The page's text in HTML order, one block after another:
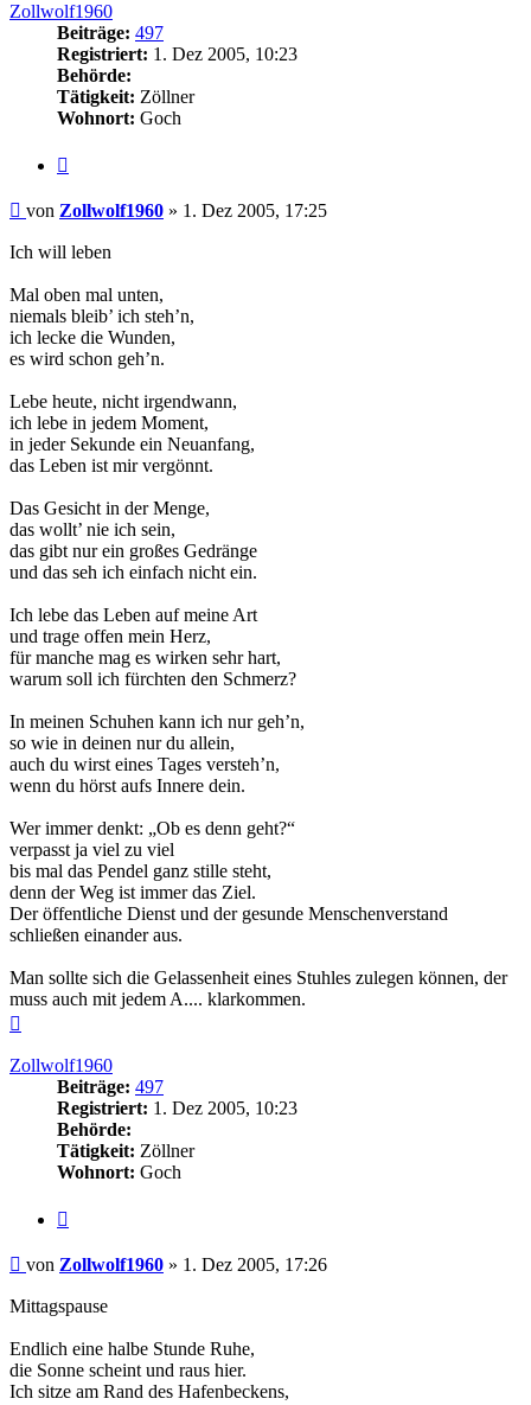
Zollwolf1960
Beiträge: 497
Registriert: 1. Dez 2005, 10:23
Behörde:
Tätigkeit: Zöllner
Wohnort: Goch
Beitrag
von Zollwolf1960 » 1. Dez 2005, 17:25
Ich will leben
Mal oben mal unten,
niemals bleib’ ich steh’n,
ich lecke die Wunden,
es wird schon geh’n.
Lebe heute, nicht irgendwann,
ich lebe in jedem Moment,
in jeder Sekunde ein Neuanfang,
das Leben ist mir vergönnt.
Das Gesicht in der Menge,
das wollt’ nie ich sein,
das gibt nur ein großes Gedränge
und das seh ich einfach nicht ein.
Ich lebe das Leben auf meine Art
und trage offen mein Herz,
für manche mag es wirken sehr hart,
warum soll ich fürchten den Schmerz?
In meinen Schuhen kann ich nur geh’n,
so wie in deinen nur du allein,
auch du wirst eines Tages versteh’n,
wenn du hörst aufs Innere dein.
Wer immer denkt: „Ob es denn geht?“
verpasst ja viel zu viel
bis mal das Pendel ganz stille steht,
denn der Weg ist immer das Ziel.
Der öffentliche Dienst und der gesunde Menschenverstand
schließen einander aus.
Man sollte sich die Gelassenheit eines Stuhles zulegen können, der
muss auch mit jedem A.... klarkommen.
Zollwolf1960
Beiträge: 497
Registriert: 1. Dez 2005, 10:23
Behörde:
Tätigkeit: Zöllner
Wohnort: Goch
Beitrag
von Zollwolf1960 » 1. Dez 2005, 17:26
Mittagspause
Endlich eine halbe Stunde Ruhe,
die Sonne scheint und raus hier.
Ich sitze am Rand des Hafenbeckens,